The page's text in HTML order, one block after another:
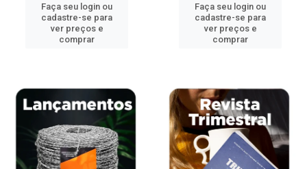
Faça seu login ou
cadastre-se para
ver preços e
comprar
Faça seu login ou
cadastre-se para
ver preços e
comprar